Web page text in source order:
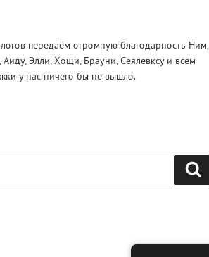
передаём огромную благодарность Ним,
Элли, Хощи, Брауни, Сеялевксу и всем
у нас ничего бы не вышло.